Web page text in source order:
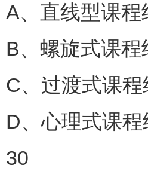
A、直线型课程
B、螺旋式课程
C、过渡式课程
D、心理式课程
30